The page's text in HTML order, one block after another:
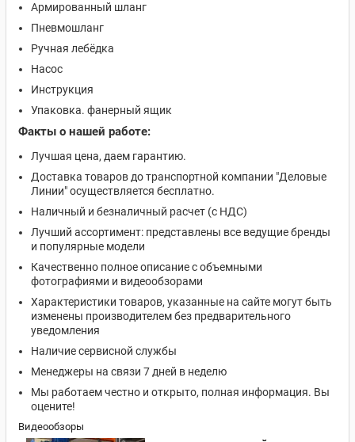
Армированный шланг
Пневмошланг
Ручная лебёдка
Насос
Инструкция
Упаковка. фанерный ящик
Факты о нашей работе:
Лучшая цена, даем гарантию.
Доставка товаров до транспортной компании "Деловые
Линии" осуществляется бесплатно.
Наличный и безналичный расчет (с НДС)
Лучший ассортимент: представлены все ведущие бренды
и популярные модели
Качественно полное описание с объемными
фотографиями и видеообзорами
Характеристики товаров, указанные на сайте могут быть
изменены производителем без предварительного
уведомления
Наличие сервисной службы
Менеджеры на связи 7 дней в неделю
Мы работаем честно и открыто, полная информация. Вы
оцените!
Видеообзоры